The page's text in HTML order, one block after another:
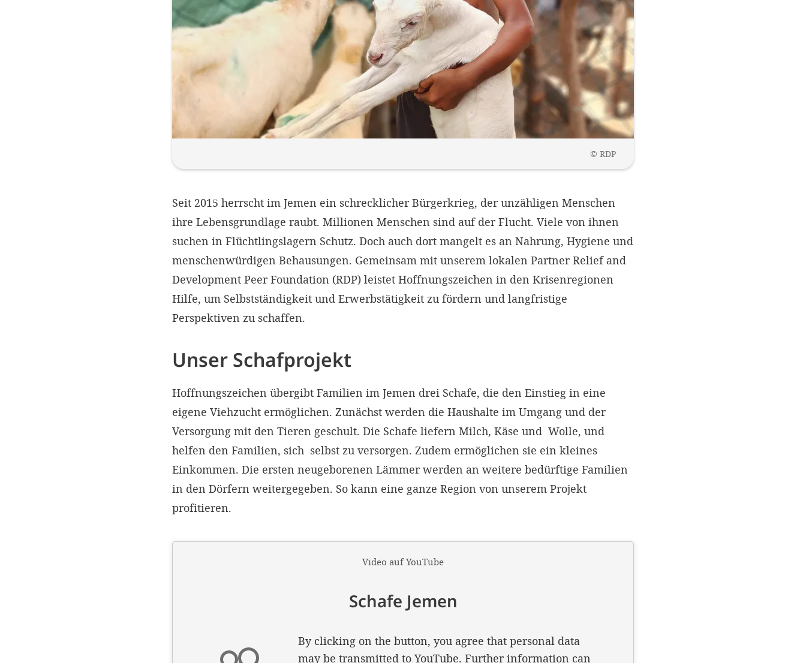
© RDP
Seit 2015 herrscht im Jemen ein schrecklicher Bürgerkrieg, der unzähligen Menschen
ihre Lebensgrundlage raubt. Millionen Menschen sind auf der Flucht. Viele von ihnen
suchen in Flüchtlingslagern Schutz. Doch auch dort mangelt es an Nahrung, Hygiene und
menschenwürdigen Behausungen. Gemeinsam mit unserem lokalen Partner Relief and
Development Peer Foundation (RDP) leistet Hoffnungszeichen in den Krisenregionen
Hilfe, um Selbstständigkeit und Erwerbstätigkeit zu fördern und langfristige
Perspektiven zu schaffen.
Unser Schafprojekt
Hoffnungszeichen übergibt Familien im Jemen drei Schafe, die den Einstieg in eine
eigene Viehzucht ermöglichen. Zunächst werden die Haushalte im Umgang und der
Versorgung mit den Tieren geschult. Die Schafe liefern Milch, Käse und Wolle, und
helfen den Familien, sich selbst zu versorgen. Zudem ermöglichen sie ein kleines
Einkommen. Die ersten neugeborenen Lämmer werden an weitere bedürftige Familien
in den Dörfern weitergegeben. So kann eine ganze Region von unserem Projekt
profitieren.